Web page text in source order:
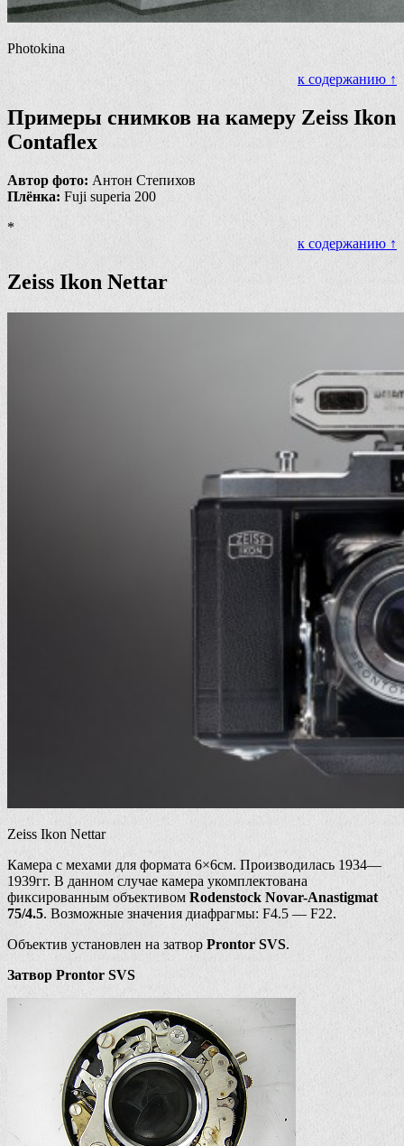
Photokina
к содержанию ↑
Примеры снимков на камеру Zeiss Ikon
Contaflex
Автор фото: Антон Степихов
Плёнка: Fuji superia 200
*
к содержанию ↑
Zeiss Ikon Nettar
Zeiss Ikon Nettar
Камера с мехами для формата 6×6см. Производилась 1934—
1939гг. В данном случае камера укомплектована
фиксированным объективом Rodenstock Novar-Anastigmat
75/4.5. Возможные значения диафрагмы: F4.5 — F22.
Объектив установлен на затвор Prontor SVS.
Затвор Prontor SVS